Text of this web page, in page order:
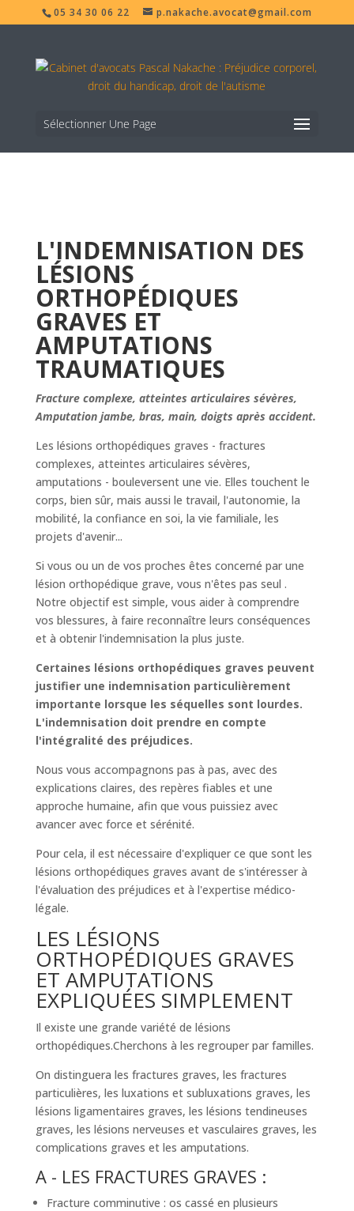
05 34 30 06 22 p.nakache.avocat@gmail.com
Sélectionner Une Page
L'INDEMNISATION DES
LÉSIONS
ORTHOPÉDIQUES
GRAVES ET
AMPUTATIONS
TRAUMATIQUES
Fracture complexe, atteintes articulaires sévères,
Amputation jambe, bras, main, doigts après accident.
Les lésions orthopédiques graves - fractures
complexes, atteintes articulaires sévères,
amputations - bouleversent une vie. Elles touchent le
corps, bien sûr, mais aussi le travail, l'autonomie, la
mobilité, la confiance en soi, la vie familiale, les
projets d'avenir...
Si vous ou un de vos proches êtes concerné par une
lésion orthopédique grave, vous n'êtes pas seul .
Notre objectif est simple, vous aider à comprendre
vos blessures, à faire reconnaître leurs conséquences
et à obtenir l'indemnisation la plus juste.
Certaines lésions orthopédiques graves peuvent
justifier une indemnisation particulièrement
importante lorsque les séquelles sont lourdes.
L'indemnisation doit prendre en compte
l'intégralité des préjudices.
Nous vous accompagnons pas à pas, avec des
explications claires, des repères fiables et une
approche humaine, afin que vous puissiez avec
avancer avec force et sérénité.
Pour cela, il est nécessaire d'expliquer ce que sont les
lésions orthopédiques graves avant de s'intéresser à
l'évaluation des préjudices et à l'expertise médico-
légale.
LES LÉSIONS
ORTHOPÉDIQUES GRAVES
ET AMPUTATIONS
EXPLIQUÉES SIMPLEMENT
Il existe une grande variété de lésions
orthopédiques.Cherchons à les regrouper par familles.
On distinguera les fractures graves, les fractures
particulières, les luxations et subluxations graves, les
lésions ligamentaires graves, les lésions tendineuses
graves, les lésions nerveuses et vasculaires graves, les
complications graves et les amputations.
A - LES FRACTURES GRAVES :
Fracture comminutive : os cassé en plusieurs